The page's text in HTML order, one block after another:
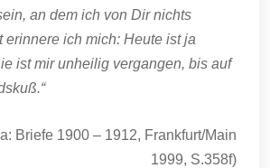
an dem ich von Dir nichts
ich mich: Heute ist ja
ist mir unheilig vergangen, bis auf
Briefe 1900 – 1912, Frankfurt/Main
1999, S.358f)